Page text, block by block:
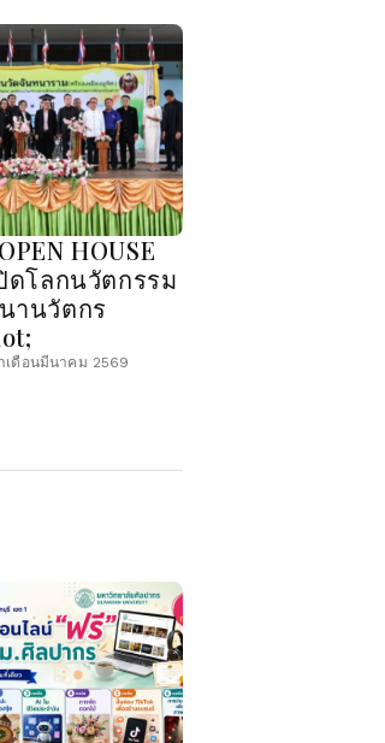
HOUSE
ดโลกนวัตกรรม
านวัตกร
เดือนมีนาคม 2569